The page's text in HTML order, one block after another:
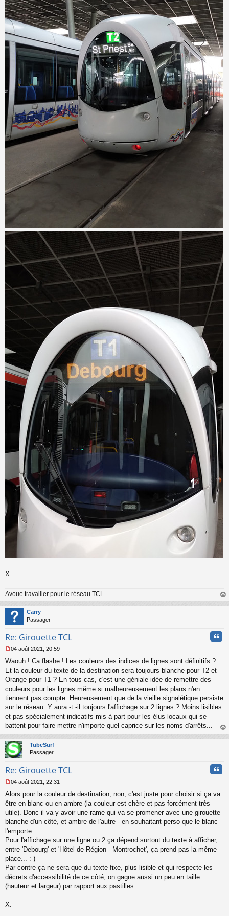
X.
Avoue travailler pour le réseau TCL.
au
Carry
Passager
Re: Girouette TCL
e
s
s
g
e
n
o
n
u
04 août 2021, 20:59
Waouh ! Ca flashe ! Les couleurs des indices de lignes sont définitifs ?
Et la couleur du texte de la destination sera toujours blanche pour T2 et
Orange pour T1 ? En tous cas, c'est une géniale idée de remettre des
couleurs pour les lignes même si malheureusement les plans n'en
tiennent pas compte. Heureusement que de la vieille signalétique persiste
sur le réseau. Y aura -t -il toujours l'affichage sur 2 lignes ? Moins lisibles
et pas spécialement indicatifs mis à part pour les élus locaux qui se
battent pour faire mettre n'importe quel caprice sur les noms d'arrêts...
au
TubeSurf
Passager
Re: Girouette TCL
e
s
s
g
e
n
o
n
u
04 août 2021, 22:31
Alors pour la couleur de destination, non, c'est juste pour choisir si ça va
être en blanc ou en ambre (la couleur est chère et pas forcément très
utile). Donc il va y avoir une rame qui va se promener avec une girouette
blanche d'un côté, et ambre de l'autre - en souhaitant perso que le blanc
l'emporte...
Pour l'affichage sur une ligne ou 2 ça dépend surtout du texte à afficher,
entre 'Debourg' et 'Hôtel de Région - Montrochet', ça prend pas la même
place... :-)
Par contre ça ne sera que du texte fixe, plus lisible et qui respecte les
décrets d'accessibilité de ce côté; on gagne aussi un peu en taille
(hauteur et largeur) par rapport aux pastilles.
X.